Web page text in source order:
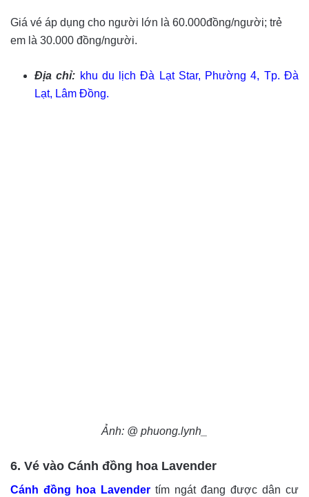
Giá vé áp dụng cho người lớn là 60.000đồng/người; trẻ
em là 30.000 đồng/người.
Địa chỉ: khu du lịch Đà Lạt Star, Phường 4, Tp. Đà
Lạt, Lâm Đồng.
Ảnh: @ phuong.lynh_
6. Vé vào Cánh đồng hoa Lavender
Cánh đồng hoa Lavender tím ngát đang được dân cư